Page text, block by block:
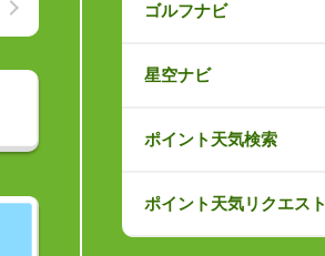
ゴルフナビ
星空ナビ
ポイント天気検索
ポイント天気リクエスト